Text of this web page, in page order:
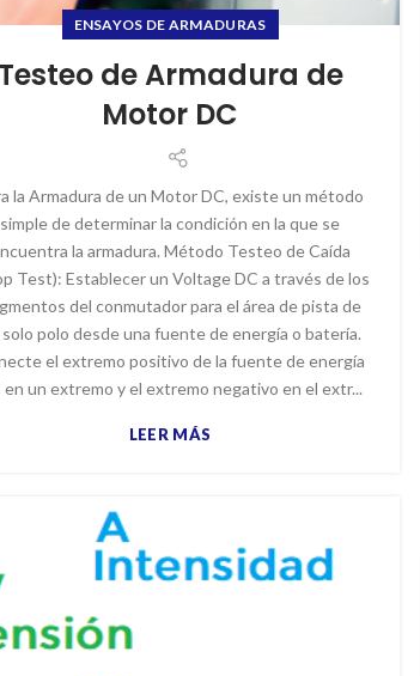
ENSAYOS DE ARMADURAS
Testeo de Armadura de
Motor DC
la Armadura de un Motor DC, existe un método
simple de determinar la condición en la que se
la armadura. Método Testeo de Caída
Test): Establecer un Voltage DC a través de los
del conmutador para el área de pista de
polo desde una fuente de energía o batería.
el extremo positivo de la fuente de energía
en un extremo y el extremo negativo en el extr...
LEER MÁS